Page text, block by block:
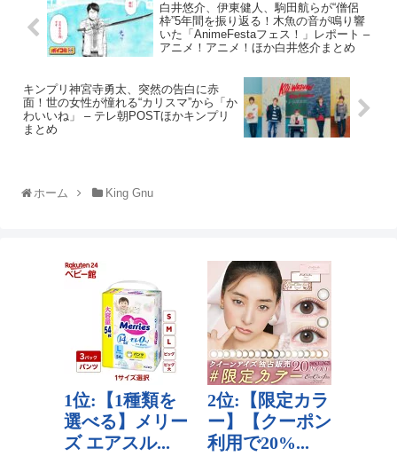
白井悠介、伊東健人、駒田航らが“僧侶
枠”5年間を振り返る！木魚の音が鳴り響
いた「AnimeFestaフェス！」レポート –
アニメ！アニメ！ほか白井悠介まとめ
キンプリ神宮寺勇太、突然の告白に赤
面！世の女性が憧れる“カリスマ”から「か
わいいね」 – テレ朝POSTほかキンプリ
まとめ
ホーム King Gnu